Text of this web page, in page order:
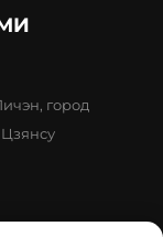
город